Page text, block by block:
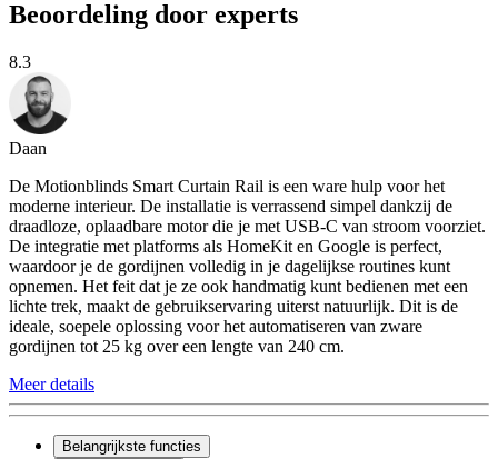
Beoordeling door experts
8.3
Daan
De Motionblinds Smart Curtain Rail is een ware hulp voor het
moderne interieur. De installatie is verrassend simpel dankzij de
draadloze, oplaadbare motor die je met USB-C van stroom voorziet.
De integratie met platforms als HomeKit en Google is perfect,
waardoor je de gordijnen volledig in je dagelijkse routines kunt
opnemen. Het feit dat je ze ook handmatig kunt bedienen met een
lichte trek, maakt de gebruikservaring uiterst natuurlijk. Dit is de
ideale, soepele oplossing voor het automatiseren van zware
gordijnen tot 25 kg over een lengte van 240 cm.
Meer details
Belangrijkste functies